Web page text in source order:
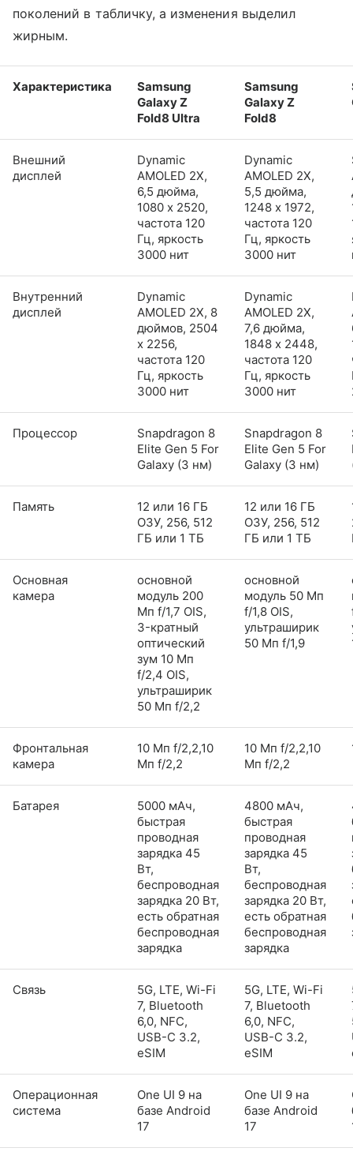
поколений в табличку, а изменения выделил
жирным.
Характеристика
Samsung
Galaxy Z
Fold8 Ultra
Samsung
Galaxy Z
Fold8
Внешний
дисплей
Dynamic
AMOLED 2X,
6,5 дюйма,
1080 x 2520,
частота 120
Гц, яркость
3000 нит
Dynamic
AMOLED 2X,
5,5 дюйма,
1248 x 1972,
частота 120
Гц, яркость
3000 нит
Внутренний
дисплей
Dynamic
AMOLED 2X, 8
дюймов, 2504
x 2256,
частота 120
Гц, яркость
3000 нит
Dynamic
AMOLED 2X,
7,6 дюйма,
1848 x 2448,
частота 120
Гц, яркость
3000 нит
Процессор
Snapdragon 8
Elite Gen 5 For
Galaxy (3 нм)
Snapdragon 8
Elite Gen 5 For
Galaxy (3 нм)
Память
12 или 16 ГБ
ОЗУ, 256, 512
ГБ или 1 ТБ
12 или 16 ГБ
ОЗУ, 256, 512
ГБ или 1 ТБ
Основная
камера
основной
модуль 200
Мп f/1,7 OIS,
3-кратный
оптический
зум 10 Мп
f/2,4 OIS,
ультраширик
50 Мп f/2,2
основной
модуль 50 Мп
f/1,8 OIS,
ультраширик
50 Мп f/1,9
Фронтальная
камера
10 Мп f/2,2,10
Мп f/2,2
10 Мп f/2,2,10
Мп f/2,2
Батарея
5000 мАч,
быстрая
проводная
зарядка 45
Вт,
беспроводная
зарядка 20 Вт,
есть обратная
беспроводная
зарядка
4800 мАч,
быстрая
проводная
зарядка 45
Вт,
беспроводная
зарядка 20 Вт,
есть обратная
беспроводная
зарядка
Связь
5G, LTE, Wi-Fi
7, Bluetooth
6,0, NFC,
USB-C 3.2,
eSIM
5G, LTE, Wi-Fi
7, Bluetooth
6,0, NFC,
USB-C 3.2,
eSIM
Операционная
система
One UI 9 на
базе Android
17
One UI 9 на
базе Android
17